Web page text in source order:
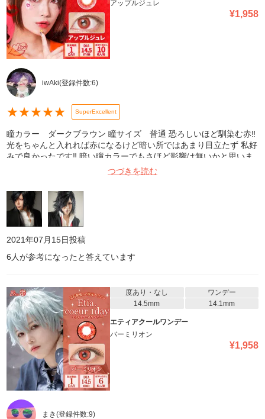
アップルジュレ
¥1,958
iwAki(登録件数:6)
★★★★★ SuperExcellent
瞳カラー ダークブラウン 瞳サイズ 普通 恐ろしいほど馴染む赤‼︎
光をちゃんと入れれば赤になるけど暗い所ではあまり目立たず 私好
みで良かったです‼︎ 暗い瞳カラーでもさほど影響は無いかと思いま
す 瞳サイズも問題なくいけました 長時間付けっぱなしにすると乾
燥して充血しました… でも満足のいく物なので推しときますw いつ
か保湿力が上がる事を願っておきます(´ー`)w
つづきを読む
2021年07月15日投稿
6 人が参考になったと答えています
度あり・なし
ワンデー
14.5mm
14.1mm
エティアクールワンデー
バーミリオン
¥1,958
まき(登録件数:9)